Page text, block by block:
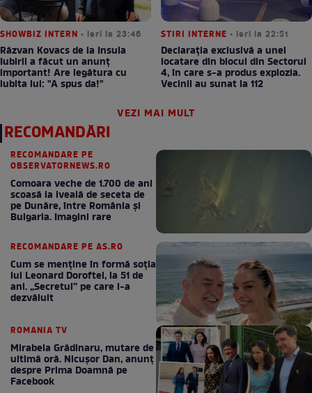
SHOWBIZ INTERN • ieri la 23:46
Răzvan Kovacs de la Insula
Iubirii a făcut un anunț
important! Are legătura cu
iubita lui: "A spus da!"
STIRI INTERNE • ieri la 22:51
Declarația exclusivă a unei
locatare din blocul din Sectorul
4, în care s-a produs explozia.
Vecinii au sunat la 112
VEZI MAI MULT
RECOMANDĂRI
RECOMANDARE PE
OBSERVATORNEWS.RO
Comoara veche de 1.700 de ani
scoasă la iveală de seceta de
pe Dunăre, între România şi
Bulgaria. Imagini rare
RECOMANDARE PE AS.RO
Cum se menţine în formă soţia
lui Leonard Doroftei, la 51 de
ani. „Secretul” pe care l-a
dezvăluit
ROMANIA TV
Mirabela Grădinaru, mutare de
ultimă oră. Nicuşor Dan, anunţ
despre Prima Doamnă pe
Facebook